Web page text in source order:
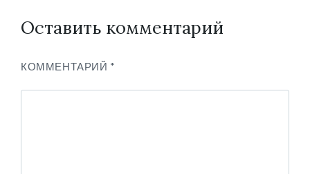
Оставить комментарий
КОММЕНТАРИЙ *